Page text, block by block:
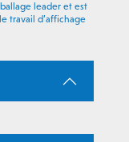
leader et est
travail d’affichage